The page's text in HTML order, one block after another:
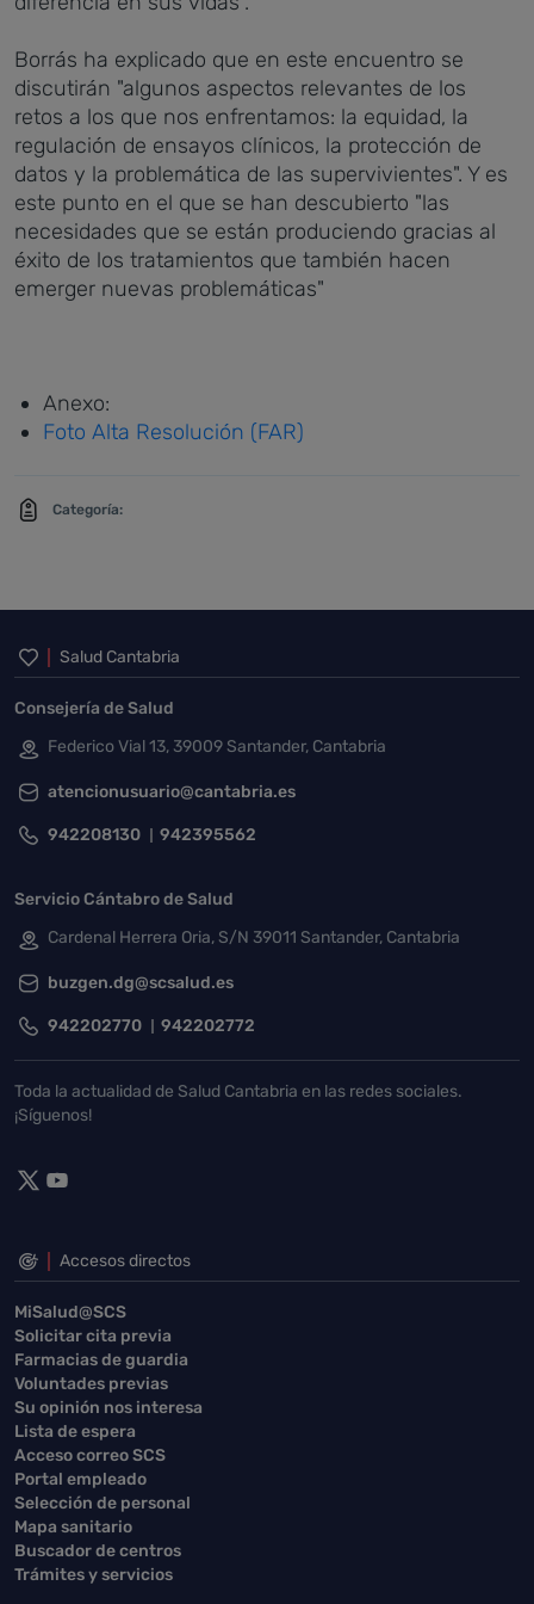
Borrás ha explicado que en este encuentro se
discutirán "algunos aspectos relevantes de los
retos a los que nos enfrentamos: la equidad, la
regulación de ensayos clínicos, la protección de
datos y la problemática de las supervivientes". Y es
este punto en el que se han descubierto "las
necesidades que se están produciendo gracias al
éxito de los tratamientos que también hacen
emerger nuevas problemáticas"
Anexo:
Foto Alta Resolución (FAR)
Categoría:
Inicio del pie de página
Salud Cantabria
Consejería de Salud
Federico Vial 13, 39009 Santander, Cantabria
atencionusuario@cantabria.es
942208130 942395562
Servicio Cántabro de Salud
Cardenal Herrera Oria, S/N 39011 Santander, Cantabria
buzgen.dg@scsalud.es
942202770 942202772
Toda la actualidad de Salud Cantabria en las redes sociales.
¡Síguenos!
Accesos directos
MiSalud@SCS
Solicitar cita previa
Farmacias de guardia
Voluntades previas
Su opinión nos interesa
Lista de espera
Acceso correo SCS
Portal empleado
Selección de personal
Mapa sanitario
Buscador de centros
Trámites y servicios